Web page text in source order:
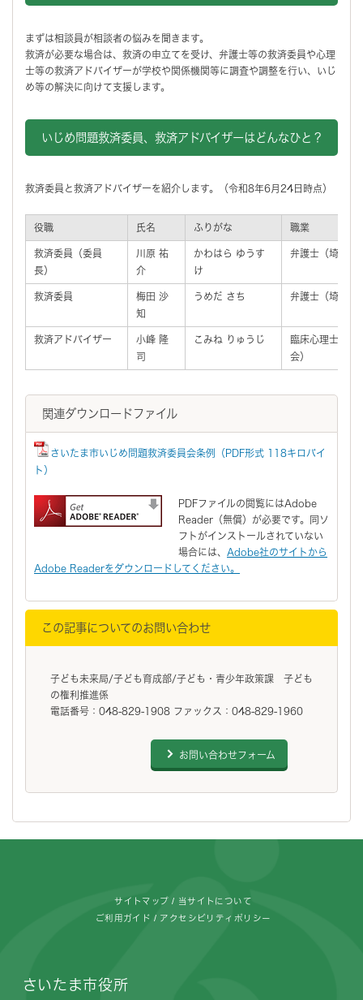
まずは相談員が相談者の悩みを聞きます。
救済が必要な場合は、救済の申立てを受け、弁護士等の救済委員や心理
士等の救済アドバイザーが学校や関係機関等に調査や調整を行い、いじ
め等の解決に向けて支援します。
いじめ問題救済委員、救済アドバイザーはどんなひと？
救済委員と救済アドバイザーを紹介します。（令和8年6月24日時点）
役職 氏名 ふりがな 職業
救済委員（委員
長）
川原 祐
介
かわはら ゆうす
け
弁護士（埼玉弁
救済委員
梅田 沙
知
うめだ さち 弁護士（埼玉弁
救済アドバイザー
小峰 隆
司
こみね りゅうじ
臨床心理士（埼
会）
関連ダウンロードファイル
さいたま市いじめ問題救済委員会条例（PDF形式 118キロバイ
ト）
PDFファイルの閲覧にはAdobe
Reader（無償）が必要です。同ソ
フトがインストールされていない
場合には、 Adobe社のサイトから
Adobe Readerをダウンロードしてください。
この記事についてのお問い合わせ
子ども未来局/子ども育成部/子ども・青少年政策課 子ども
の権利推進係
電話番号：048-829-1908 ファックス：048-829-1960
お問い合わせフォーム
サイトマップ 当サイトについて
ご利用ガイド アクセシビリティポリシー
さいたま市役所